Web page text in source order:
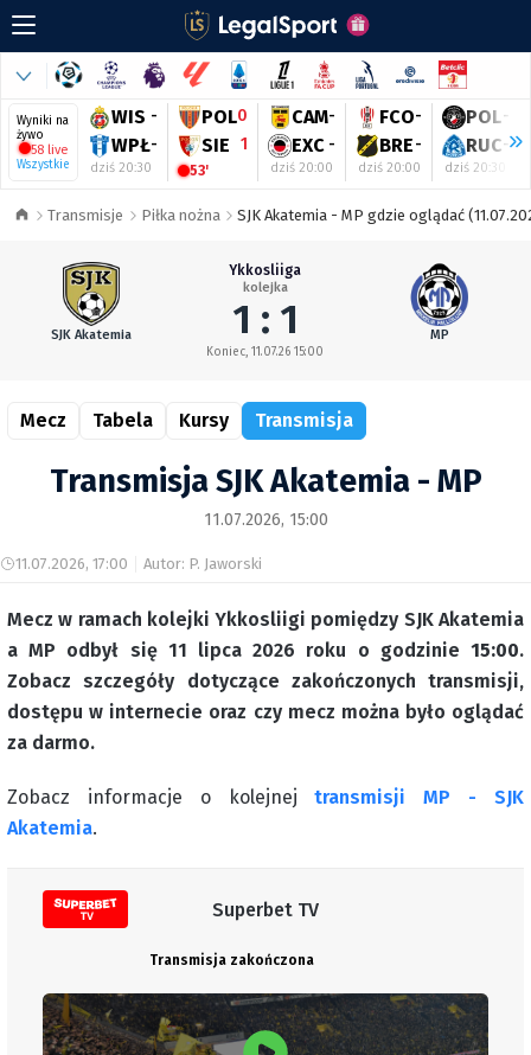
Wyniki na
żywo
58 live
Wszystkie
WIS -
WPŁ-
dziś 20:30
POL0
SIE 1
53'
CAM-
EXC -
dziś 20:00
FCO-
BRE-
dziś 20:00
POL-
RUC-
dziś 20:30
Transmisje Piłka nożna SJK Akatemia - MP gdzie oglądać
SJK Akatemia
Ykkosliiga
kolejka
1 : 1
Koniec, 11.07.26 15:00
MP
Mecz Tabela Kursy Transmisja
Transmisja SJK Akatemia - MP
11.07.2026, 15:00
11.07.2026, 17:00 Autor: P. Jaworski
Mecz w ramach kolejki Ykkosliigi pomiędzy SJK Akatemia
a MP odbył się 11 lipca 2026 roku o godzinie 15:00.
Zobacz szczegóły dotyczące zakończonych transmisji,
dostępu w internecie oraz czy mecz można było oglądać
za darmo.
Zobacz informacje o kolejnejtransmisji MP - SJK
Akatemia.
Superbet TV
Transmisja zakończona